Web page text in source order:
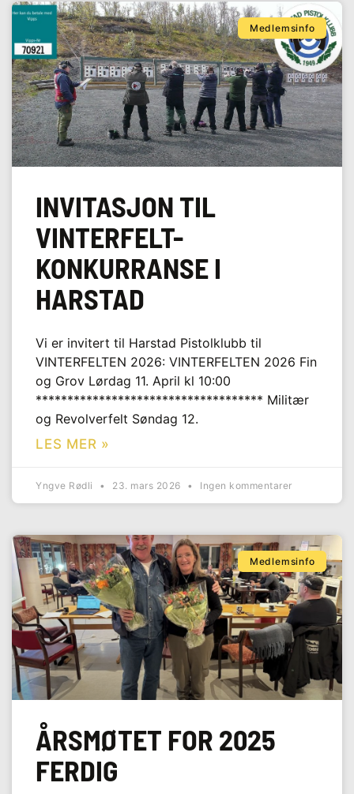
Medlemsinfo
INVITASJON TIL
VINTERFELT-
KONKURRANSE I
HARSTAD
Vi er invitert til Harstad Pistolklubb til
VINTERFELTEN 2026: VINTERFELTEN 2026 Fin
og Grov Lørdag 11. April kl 10:00
************************************ Militær
og Revolverfelt Søndag 12.
LES MER »
Yngve Rødli 23. mars 2026 Ingen kommentarer
Medlemsinfo
ÅRSMØTET FOR 2025
FERDIG